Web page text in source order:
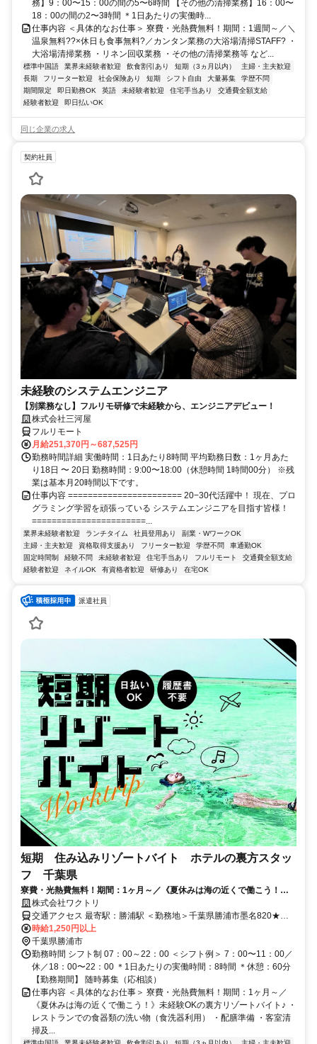
務】9：00〜15：00の間の5〜6時間 【その他の清掃業務】16：00〜
18：00の間の2〜3時間 ＊1日あたりの実働時...
仕事内容 ＜具体的なお仕事＞ 寮費・光熱費無料！期間：1週間～／＼
温泉無料??×休日も食事無料?／カンタン業務の大浴場清掃STAFF? ・
大浴場清掃業務 ・リネン回収業務 ・その他の清掃業務等 など...
標準中国語 業界未経験者歓迎 飲食割引あり 短期（3ヵ月以内）
主婦・主夫歓迎
長期
フリーター歓迎 社会保険あり 短期 シフト自由 大量募集
学歴不問
期間限定
即日勤務OK 英語 未経験者歓迎 住宅手当あり
交通費全額支給
経験者歓迎
即日払いOK
同じ企業の求人
契約社員
未経験のシステムエンジニア
【別業務なし】フルリモ研修で未経験から、エンジニアデビュー！
株式会社三河屋
フルリモート
月給251,370円～687,525円
勤務時間詳細 実働時間：1日あたり8時間 平均勤務日数：1ヶ月あた
り18日 〜 20日 勤務時間：9:00〜18:00（休憩時間 1時間00分） ※残
業は基本月20時間以下です。
仕事内容 ======================= 20−30代活躍中！ 現在、プロ
グラミング学習を頑張っている システムエンジニアを目指す皆様！
=======================...
業界未経験者歓迎 ランチタイム 社員登用あり
副業・WワークOK
主婦・主夫歓迎
資格取得支援あり フリーター歓迎 学歴不問
車通勤OK
固定時間制
経験不問 未経験者歓迎 住宅手当あり フルリモート
交通費全額支給
経験者歓迎
ネイルOK 有資格者歓迎 研修あり 在宅OK
派遣社員
短期 住み込みリゾートバイト ホテルの裏方スタッ
フ 千葉県
寮費・光熱費無料！期間：1ヶ月～／《夏休みは海の近くで働こう！》
未経験OKの裏方リゾートバイト♪
株式会社ワクトリ
交通アクセス 最寄駅：勝浦駅 ＜勤務地＞千葉県勝浦市墨名820★寮
完備・赴任交通費支給！ 【東京方面より】 特急で東京駅⇒勝浦駅
（約1時間30分） 勝浦駅より徒歩で約5分 ※ご自宅からの通勤も相談
OK！住み込みを希望されない場合もお気軽にご相談ください。
時給1,250円以上
千葉県勝浦市
勤務時間 シフト制 07：00～22：00 ＜シフト例＞ 7：00〜11：00／
休／18：00〜22：00 ＊1日あたりの実働時間：8時間 ＊休憩：60分
【勤務期間】 随時募集（応相談）
仕事内容 ＜具体的なお仕事＞ 寮費・光熱費無料！期間：1ヶ月～／
《夏休みは海の近くで働こう！》未経験OKの裏方リゾートバイト♪ ・
レストランでの食器類の洗い物（食洗器利用） ・配膳準備 ・客室清
掃及...